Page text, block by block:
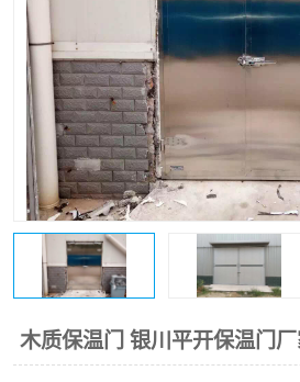
木质保温门 银川平开保温门
工
工业平开门 监
变压器室配电房门 钢
防火门 彩